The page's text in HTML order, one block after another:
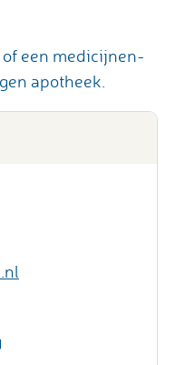
een medicijnen-
apotheek.